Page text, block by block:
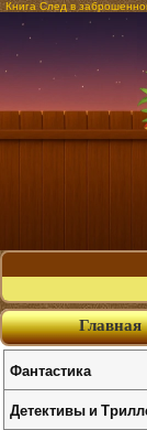
Книга След в
Главная
Фантастика
Детективы и